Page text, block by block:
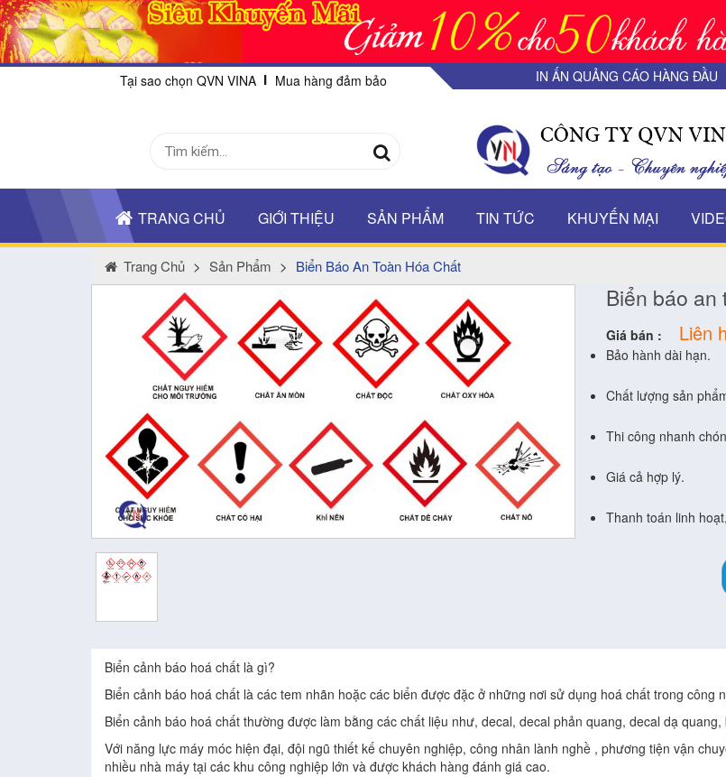
Tại sao chọn QVN VINA Mua hàng đảm bảo IN ẤN QUẢNG CÁO HÀNG ĐẦU
TRANG CHỦ GIỚI THIỆU SẢN PHẨM TIN TỨC KHUYẾN MẠI
Trang Chủ > Sản Phẩm > Biển Báo An Toàn Hóa Chất
Biển báo an
Giá bán : Liên
Bảo hành dài hạn.
Chất lượng sản
Thi công nhanh
Giá cả hợp lý.
Thanh toán linh
Biển cảnh báo hoá chất là gì?
Biển cảnh báo hoá chất là các tem nhãn hoặc các biển được đặc ở những nơi sử dụng hoá chất trong công
Biển cảnh báo hoá chất thường được làm bằng các chất liệu như, decal, decal phản quang, decal dạ
Với năng lực máy móc hiện đại, đội ngũ thiết kế chuyên nghiệp, công nhân lành nghề , phương tiện vận
nhiều nhà máy tại các khu công nghiệp lớn và được khách hàng đánh giá cao.